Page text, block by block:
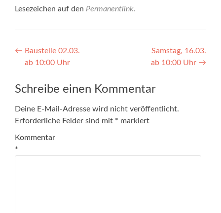
Lesezeichen auf den Permanentlink.
Beitragsnavigation
← Baustelle 02.03.
ab 10:00 Uhr
Samstag, 16.03.
ab 10:00 Uhr →
Schreibe einen Kommentar
Deine E-Mail-Adresse wird nicht veröffentlicht.
Erforderliche Felder sind mit * markiert
Kommentar
*